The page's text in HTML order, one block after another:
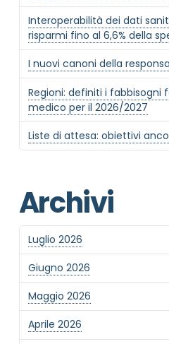
Interoperabilità dei dati
risparmi fino al 6,6% della
I nuovi canoni della
Regioni: definiti i fabbisogni
medico per il 2026/2027
Liste di attesa: obiettivi
Archivi
Luglio 2026
Giugno 2026
Maggio 2026
Aprile 2026